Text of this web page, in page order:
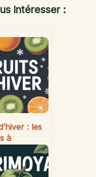
Intéresser :
: les
à
leurs
et leur